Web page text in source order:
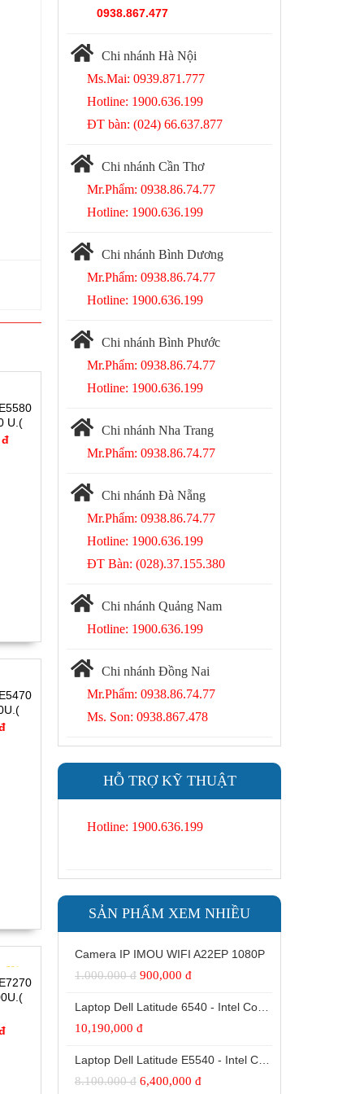
0938.867.477
Chi nhánh Hà Nội
Ms.Mai: 0939.871.777
Hotline: 1900.636.199
ĐT bàn: (024) 66.637.877
Chi nhánh Cần Thơ
Mr.Phẩm: 0938.86.74.77
Hotline: 1900.636.199
Chi nhánh Bình Dương
Mr.Phẩm: 0938.86.74.77
Hotline: 1900.636.199
Chi nhánh Bình Phước
Mr.Phẩm: 0938.86.74.77
Hotline: 1900.636.199
Chi nhánh Nha Trang
Mr.Phẩm: 0938.86.74.77
Chi nhánh Đà Nẵng
Mr.Phẩm: 0938.86.74.77
Hotline: 1900.636.199
ĐT Bàn: (028).37.155.380
Chi nhánh Quảng Nam
Hotline: 1900.636.199
Chi nhánh Đồng Nai
Mr.Phẩm: 0938.86.74.77
Ms. Son: 0938.867.478
HỖ TRỢ KỸ THUẬT
Hotline: 1900.636.199
SẢN PHẨM XEM NHIỀU
Camera IP IMOU WIFI A22EP 1080P
1.000.000 đ 900,000 đ
10,190,000 đ
8.100.000 đ 6,400,000 đ
U.(
16.5'
đ
- 6%
12.5'